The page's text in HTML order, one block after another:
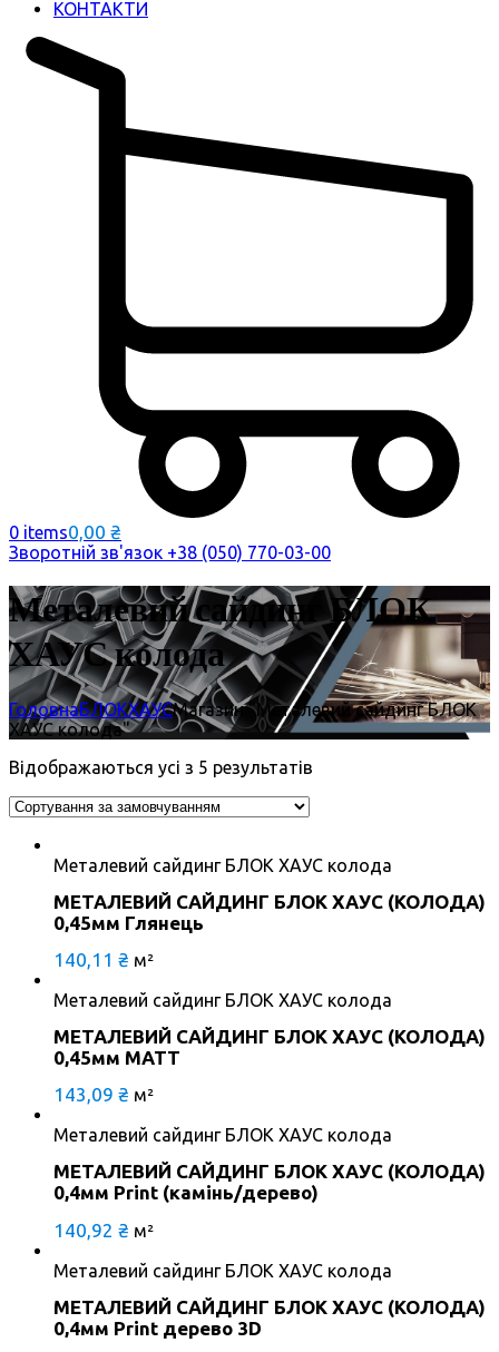
КОНТАКТИ
0 items0,00 ₴
Зворотній зв'язок +38 (050) 770-03-00
Металевий сайдинг БЛОК
ХАУС колода
ГоловнаБЛОКХАУСМагазин "Металевий сайдинг БЛОК
ХАУС колода"
Відображаються усі з 5 результатів
Металевий сайдинг БЛОК ХАУС колода
МЕТАЛЕВИЙ САЙДИНГ БЛОК ХАУС (КОЛОДА)
0,45мм Глянець
140,11 ₴ м²
Металевий сайдинг БЛОК ХАУС колода
МЕТАЛЕВИЙ САЙДИНГ БЛОК ХАУС (КОЛОДА)
0,45мм МАТТ
143,09 ₴ м²
Металевий сайдинг БЛОК ХАУС колода
МЕТАЛЕВИЙ САЙДИНГ БЛОК ХАУС (КОЛОДА)
0,4мм Print (камінь/дерево)
140,92 ₴ м²
Металевий сайдинг БЛОК ХАУС колода
МЕТАЛЕВИЙ САЙДИНГ БЛОК ХАУС (КОЛОДА)
0,4мм Print дерево 3D